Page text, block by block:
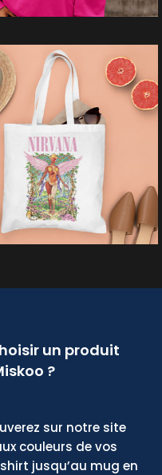
un produit
?
sur notre site
couleurs de vos
jusqu’au mug en